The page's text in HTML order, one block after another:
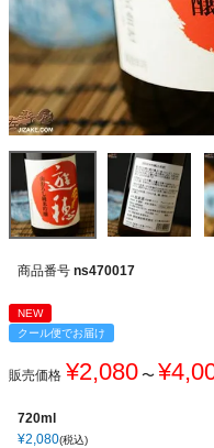
商品番号 ns470017
NEW
クール便でお届け
販売価格 ¥2,080 〜 ¥
720ml
¥2,080 税込